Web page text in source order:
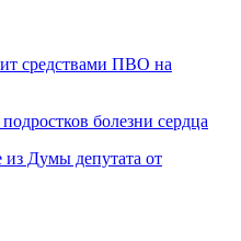
средствами ПВО на
болезни сердца
Думы депутата от